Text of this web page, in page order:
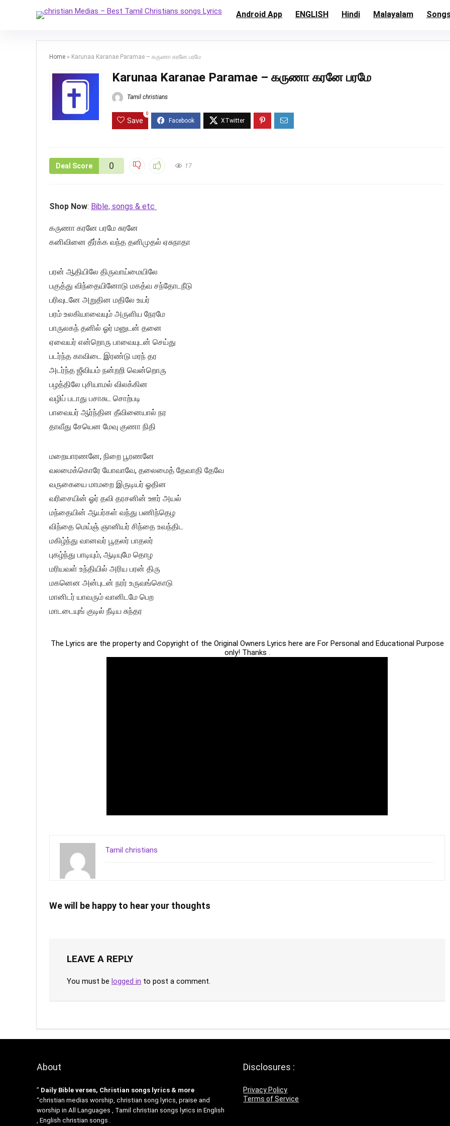
Android App ENGLISH Hindi Malayalam
Home » Karunaa Karanae Paramae – கருணா கரனே பரமே
Karunaa Karanae Paramae – கருணா கரனே பரமே
Tamil christians
Save
0
Deal Score 0 17
Shop Now: Bible, songs & etc
கருணா கரனே பரமே சுரனே
கனிவினை தீர்க்க வந்த தனிமுதல் ஏசுநாதா
பரன் ஆதியிலே திருவாய்மையிலே
பகுத்து விந்தையினோடு மகத்வ சந்தோடநீடு
பரிவுடனே அறுதின மதிலே உயர்
பரம் உலகியாவையும் அருளிய நேரமே
பாருலகந் தனில் ஓர் மனுடன் தனை
ஏவையர் என்றொரு பாவையுடன் செய்து
படர்ந்த காவிடை இரண்டு மரந் தர
அடர்ந்த ஜீவியம் நன்றறி வென்றொரு
பழத்திலே புசியாமல் விலக்கின
வழிப் படாது பசாசுட சொற்படி
பாவையர் ஆர்ந்தின தீவினையால் நர
தாவீது சேயென மேவு குணா நிதி
மறையாரணனே, நிறை பூரணனே
வலமைக்கொரே யோவாவே, தலைமைத் தேவாதி தேவே
வருகையை மாமறை இருடியர் ஓதின
வரிசையின் ஓர் தவி தரசனின் ஊர் அயல்
மந்தையின் ஆயர்கள் வந்து பணிந்தெழ
விந்தை மெய்ஞ் ஞானியர் சிந்தை உவந்திட
மகிழ்ந்து வானவர் பூதலர் பாதலர்
புகழ்ந்து பாடியும், ஆடியுமே தொழ
மரியவள் உந்தியில் அரிய பரன் திரு
மகனென அன்புடன் நரர் உருவங்கொடு
மானிடர் யாவரும் வானிடமே பெற
மாடடையுங் குடில் நீடிய சுந்தர
The Lyrics are the property and Copyright of the Original Owners Lyrics here are For Personal and Educational Purpose
only! Thanks .
Tamil christians
We will be happy to hear your thoughts
LEAVE A REPLY
You must be logged in to post a comment.
About
” Daily Bible verses, Christian songs lyrics & more
“christian medias worship, christian song lyrics, praise and
worship in All Languages , Tamil christian songs lyrics in English
, English christian songs .
Disclosures :
Privacy Policy
Terms of Service